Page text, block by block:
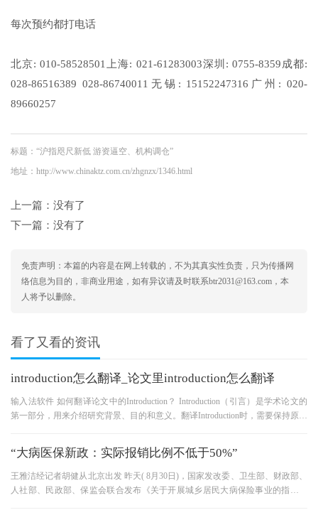
每次预约都打电话
北京: 010-58528501上海: 021-61283003深圳: 0755-8359成都:
028-86516389 028-86740011无锡: 15152247316广州: 020-
89660257
标题：“沪指咫尺新低 游资逼空、机构调仓”
地址：http://www.chinaktz.com.cn/zhgnzx/1346.html
上一篇：没有了
下一篇：没有了
免责声明：本篇的内容是在网上转载的，不为其真实性负责，只为传播网
络信息为目的，非商业用途，如有异议请及时联系btr2031@163.com，本
人将予以删除。
看了又看的资讯
introduction怎么翻译_论文里introduction怎么翻译
输入法软件 如何翻译论文中的Introduction？ Introduction（引言）是学术论文的
第一部分，用来介绍研究背景、目的和意义。翻译Introduction时，需要保持原文
“大病医保新政：实际报销比例不低于50%”
王雅洁经记者胡健从北京出发 昨天( 8月30日)，国家发改委、卫生部、财政部、
人社部、民政部、保监会联合发布《关于开展城乡居民大病保险事业的指导意